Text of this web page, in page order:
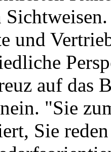
und
auf das
"Sie
Sie